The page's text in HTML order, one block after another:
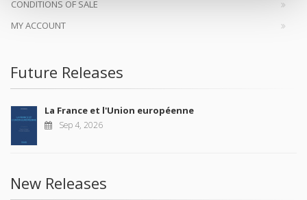
CONDITIONS OF SALE
MY ACCOUNT
Future Releases
La France et l'Union européenne
Sep 4, 2026
New Releases